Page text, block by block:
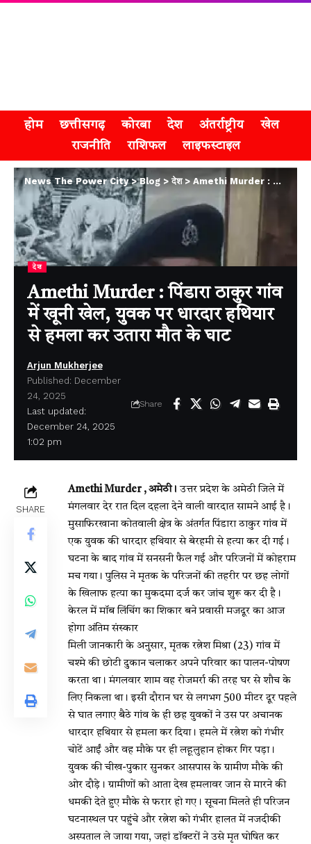
होम छत्तीसगढ़ कोरबा देश अंतर्राष्ट्रीय
खेल
राजनीति
राशिफल लाइफस्टाइल
News The Power City>Blog > देश>Amethi Murder : पिंडारा ठाकुर गांव में खूनी खेल, युवक पर धारदार हथियार से हमला कर उतारा मौत के घाट
देश
Amethi Murder : पिंडारा ठाकुर गांव
में खूनी खेल, युवक पर धारदार हथियार
से हमला कर उतारा मौत के घाट
Last updated:
December 24, 2025
1:02 pm
Arjun Mukherjee
Published: December
24, 2025
Share
SHARE
Amethi Murder , अमेठी। उत्तर प्रदेश के अमेठी जिले में
मंगलवार देर रात दिल दहला देने वाली वारदात सामने आई है।
मुसाफिरखाना कोतवाली क्षेत्र के अंतर्गत पिंडारा ठाकुर गांव में
एक युवक की धारदार हथियार से बेरहमी से हत्या कर दी गई।
घटना के बाद गांव में सनसनी फैल गई और परिजनों में कोहराम
मच गया। पुलिस ने मृतक के परिजनों की तहरीर पर छह लोगों
के खिलाफ हत्या का मुकदमा दर्ज कर जांच शुरू कर दी है।
केरल में मॉब लिंचिंग का शिकार बने प्रवासी मजदूर का आज
होगा अंतिम संस्कार
मिली जानकारी के अनुसार, मृतक रत्नेश मिश्रा (23) गांव में
चश्मे की छोटी दुकान चलाकर अपने परिवार का पालन-पोषण
करता था। मंगलवार शाम वह रोजमर्रा की तरह घर से शौच के
लिए निकला था। इसी दौरान घर से लगभग 500 मीटर दूर पहले
से घात लगाए बैठे गांव के ही छह युवकों ने उस पर अचानक
धारदार हथियार से हमला कर दिया। हमले में रत्नेश को गंभीर
चोटें आईं और वह मौके पर ही लहूलुहान होकर गिर पड़ा।
युवक की चीख-पुकार सुनकर आसपास के ग्रामीण मौके की
ओर दौड़े। ग्रामीणों को आता देख हमलावर जान से मारने की
धमकी देते हुए मौके से फरार हो गए। सूचना मिलते ही परिजन
घटनास्थल पर पहुंचे और रत्नेश को गंभीर हालत में नजदीकी
अस्पताल ले जाया गया, जहां डॉक्टरों ने उसे मृत घोषित कर